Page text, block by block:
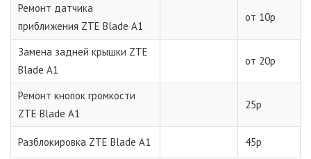
Ремонт датчика
приближения ZTE Blade A1
от 10р
Замена задней крышки ZTE
Blade A1
от 20р
Ремонт кнопок громкости
ZTE Blade A1
25р
Разблокировка ZTE Blade A1 45р